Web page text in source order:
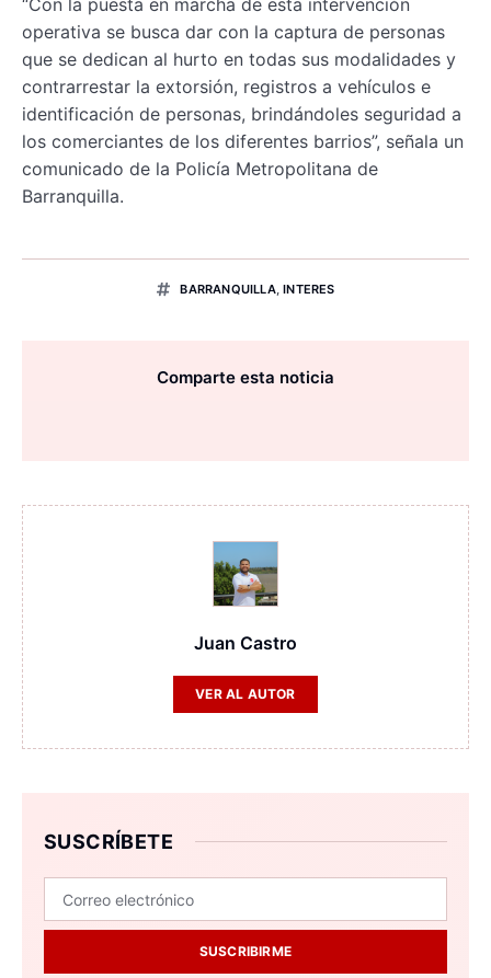
operativa se busca dar con la captura de personas
que se dedican al hurto en todas sus modalidades y
contrarrestar la extorsión, registros a vehículos e
identificación de personas, brindándoles seguridad a
los comerciantes de los diferentes barrios”, señala un
comunicado de la Policía Metropolitana de
Barranquilla.
BARRANQUILLA,INTERES
Comparte esta noticia
Juan Castro
VER AL AUTOR
SUSCRÍBETE
SUSCRIBIRME